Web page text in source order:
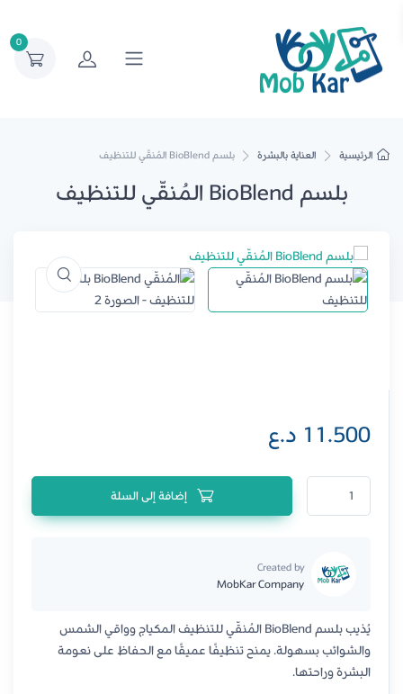
0
الرئيسية العناية بالبشرة بلسم BioBlend المُنقّي للتنظيف
بلسم BioBlend المُنقّي للتنظيف
11.500 د.ع
كمية بلسم BioBlend المُنقّي للتنظيف
Created by
MobKar Company
يُذيب بلسم BioBlend المُنقّي للتنظيف المكياج وواقي الشمس
والشوائب بسهولة. يمنح تنظيفًا عميقًا مع الحفاظ على نعومة
البشرة وراحتها.